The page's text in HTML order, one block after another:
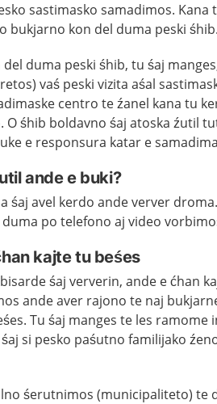
sastimasko samadimos. Kana
bukjarno kon del duma peski
duma peski śhib, tu śaj
vaś peski vizita aśal
centro te źanel kana tu
O śhib boldavno śaj atoska źutil
e responsura katar e
ande e buki?
śaj avel kerdo ande verver
po telefono aj video
kajte tu beśes
śaj ververin, ande e ćhan
ande aver rajono te naj
Tu śaj manges te les ramome
si pesko paśutno familijako
śerutnimos (municipaliteto) te